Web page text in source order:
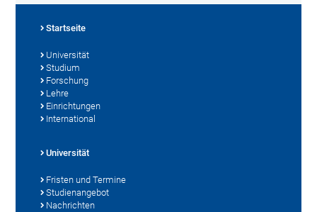
Startseite
Universität
Studium
Forschung
Lehre
Einrichtungen
International
Universität
Fristen und Termine
Studienangebot
Nachrichten